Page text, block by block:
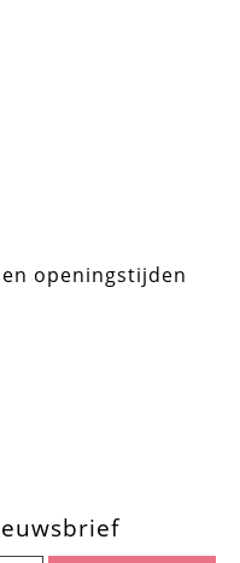
openingstijden